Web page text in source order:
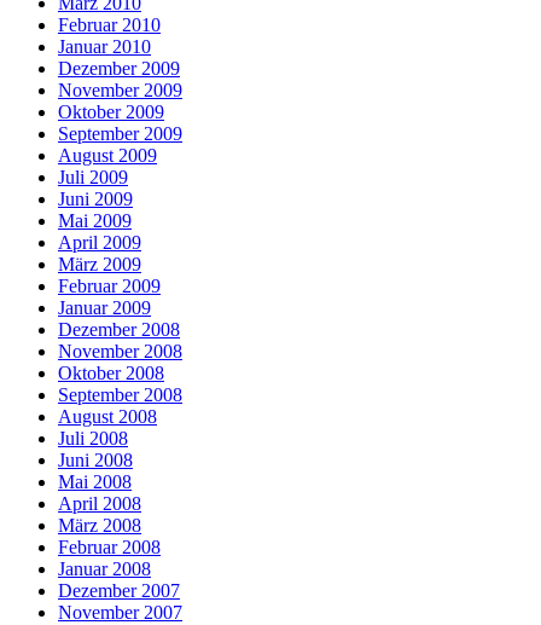
Februar 2010
Januar 2010
Dezember 2009
November 2009
Oktober 2009
September 2009
August 2009
Juli 2009
Juni 2009
Mai 2009
April 2009
März 2009
Februar 2009
Januar 2009
Dezember 2008
November 2008
Oktober 2008
September 2008
August 2008
Juli 2008
Juni 2008
Mai 2008
April 2008
März 2008
Februar 2008
Januar 2008
Dezember 2007
November 2007